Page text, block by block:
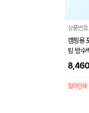
상품번호
캠핑용
링 방수
8,460
칼라인쇄